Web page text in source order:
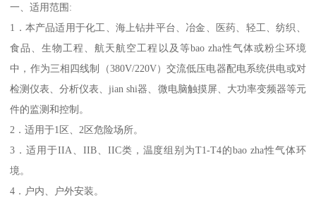
一、适用范围:
1．本产品适用于化工、海上钻井平台、冶金、医药、轻工、纺织、
食品、生物工程、航天航空工程以及等bao zha性气体或粉尘环境
中，作为三相四线制（380V/220V）交流低压电器配电系统供电或对
检测仪表、分析仪表、jian shi器、微电脑触摸屏、大功率变频器等元
件的监测和控制。
2．适用于1区、2区危险场所。
3．适用于IIA、IIB、IIC类，温度组别为T1-T4的bao zha性气体环
境。
4．户内、户外安装。